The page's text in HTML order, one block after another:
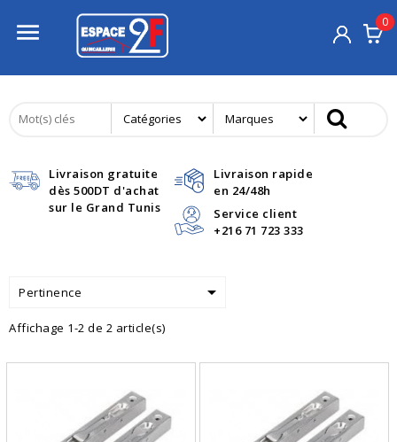
 0
Livraison gratuite
dès 500DT d'achat
sur le Grand Tunis
Livraison rapide
en 24/48h
Service client
+216 71 723 333
Pertinence 
Affichage 1-2 de 2 article(s)